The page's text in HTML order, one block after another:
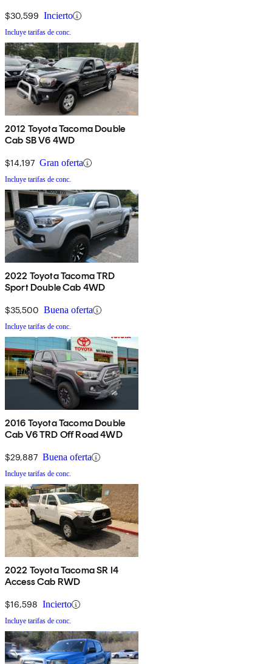
$30,599 Incierto
Incluye tarifas de conc.
2012 Toyota Tacoma Double
Cab SB V6 4WD
$14,197 Gran oferta
Incluye tarifas de conc.
2022 Toyota Tacoma TRD
Sport Double Cab 4WD
$35,500 Buena oferta
Incluye tarifas de conc.
2016 Toyota Tacoma Double
Cab V6 TRD Off Road 4WD
$29,887 Buena oferta
Incluye tarifas de conc.
2022 Toyota Tacoma SR I4
Access Cab RWD
$16,598 Incierto
Incluye tarifas de conc.